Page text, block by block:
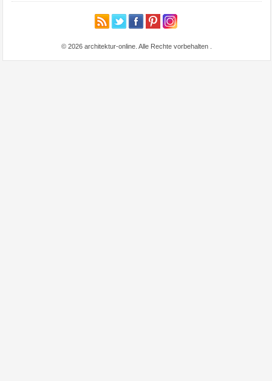
© 2026 architektur-online. Alle Rechte vorbehalten